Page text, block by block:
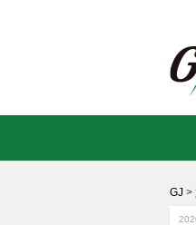
GJ >